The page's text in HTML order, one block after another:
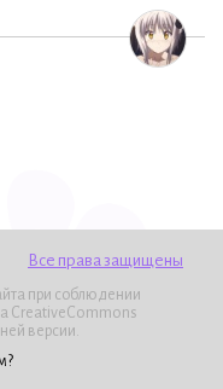
Все права защищены
при соблюдении
CreativeCommons
версии.